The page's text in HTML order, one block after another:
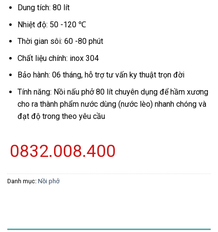
Dung tích: 80 lít
Nhiệt độ: 50 -120 ℃
Thời gian sôi: 60 -80 phút
Chất liệu chính: inox 304
Bảo hành: 06 tháng, hỗ trợ tư vấn ky thuật trọn đời
Tính năng: Nồi nấu phở 80 lít chuyên dụng để hầm xương
cho ra thành phẩm nước dùng (nước lèo) nhanh chóng và
đạt độ trong theo yêu cầu
0832.008.400
Danh mục: Nồi phở